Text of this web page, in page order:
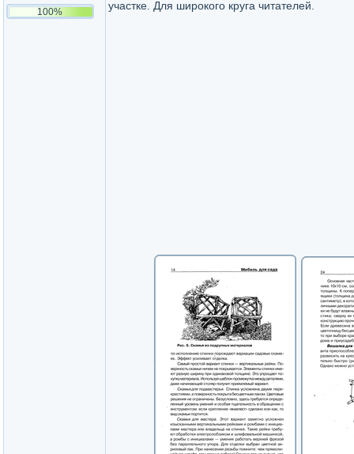
100%
участке. Для широкого круга читателей.